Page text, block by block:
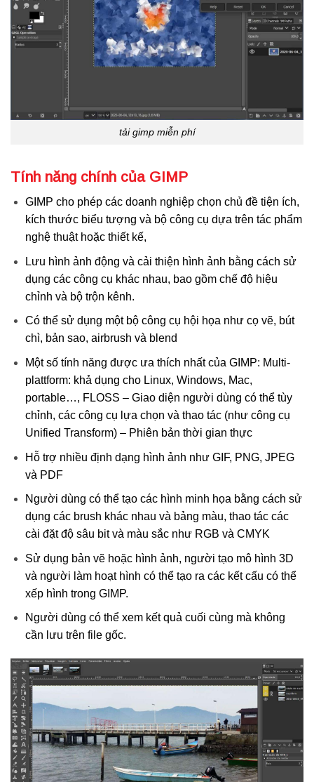
tải gimp miễn phí
Tính năng chính của GIMP
GIMP cho phép các doanh nghiệp chọn chủ đề tiện ích,
kích thước biểu tượng và bộ công cụ dựa trên tác phẩm
nghệ thuật hoặc thiết kế,
Lưu hình ảnh động và cải thiện hình ảnh bằng cách sử
dụng các công cụ khác nhau, bao gồm chế độ hiệu
chỉnh và bộ trộn kênh.
Có thể sử dụng một bộ công cụ hội họa như cọ vẽ, bút
chì, bản sao, airbrush và blend
Một số tính năng được ưa thích nhất của GIMP: Multi-
plattform: khả dụng cho Linux, Windows, Mac,
portable…, FLOSS – Giao diện người dùng có thể tùy
chỉnh, các công cụ lựa chọn và thao tác (như công cụ
Unified Transform) – Phiên bản thời gian thực
Hỗ trợ nhiều định dạng hình ảnh như GIF, PNG, JPEG
và PDF
Người dùng có thể tạo các hình minh họa bằng cách sử
dụng các brush khác nhau và bảng màu, thao tác các
cài đặt độ sâu bit và màu sắc như RGB và CMYK
Sử dụng bản vẽ hoặc hình ảnh, người tạo mô hình 3D
và người làm hoạt hình có thể tạo ra các kết cấu có thể
xếp hình trong GIMP.
Người dùng có thể xem kết quả cuối cùng mà không
cần lưu trên file gốc.